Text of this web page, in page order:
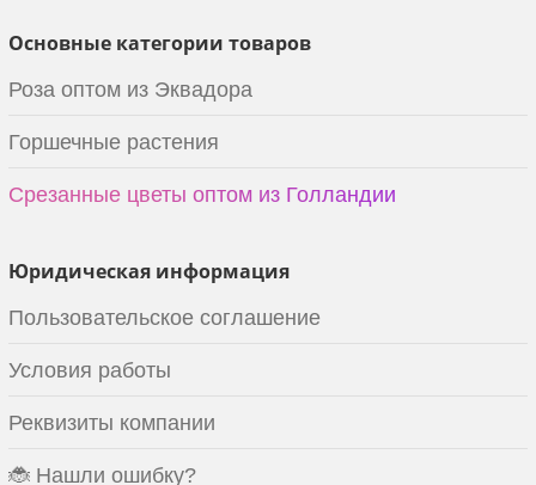
Основные категории товаров
Роза оптом из Эквадора
Горшечные растения
Срезанные цветы оптом из Голландии
Юридическая информация
Пользовательское соглашение
Условия работы
Реквизиты компании
🐞 Нашли ошибку?